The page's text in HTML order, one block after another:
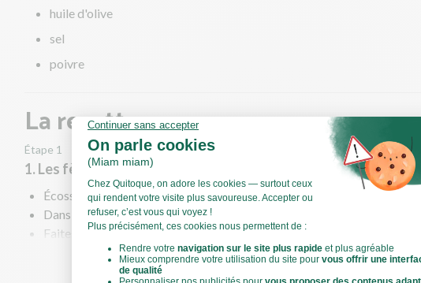
huile d'olive
sel
poivre
La recette
Étape 1
1. Les fèves
Écossez les fèves.
Dans une sauteuse, faites chauffer un filet d'huile d'olive à feu moyen.
Faites cuire les fèves 15 à 20 min environ.
À mi-cuisson, ajoutez un fond d'eau et couvrez pour accélérer la cuisson.
Pendant ce temps, préparez les croûtons.
Voir toute la recette